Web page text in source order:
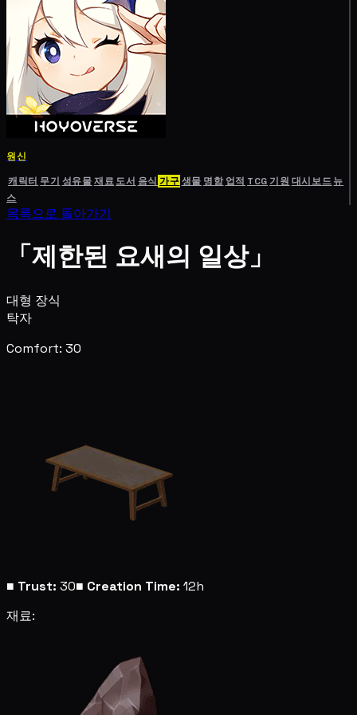
원신
캐릭터 무기 성유물재료도서 음식 가구생물 명함 업적 TCG기원 대시보드뉴
스
목록으로 돌아가기
「제한된 요새의 일상」
대형 장식
탁자
Comfort: 30
■ Trust: 30■ Creation Time: 12h
재료: